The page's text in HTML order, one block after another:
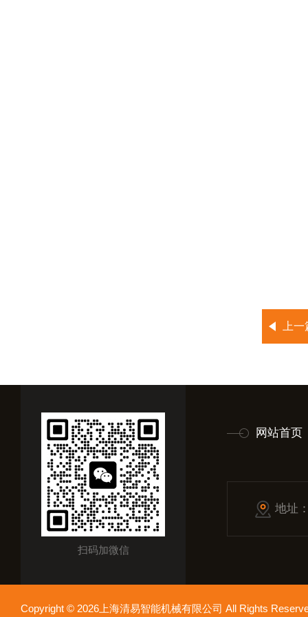
上
扫码加微信
网站首页
地址
Copyright © 2026上海清易智能机械有限公司 All Rights